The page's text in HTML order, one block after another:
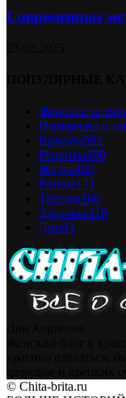
Современные
Женские
Интересно и
Красота592
Рецепты499
Жизнь180
Разное171
Тренды166
Здоровье116
Дом81
© Chita-brita.ru